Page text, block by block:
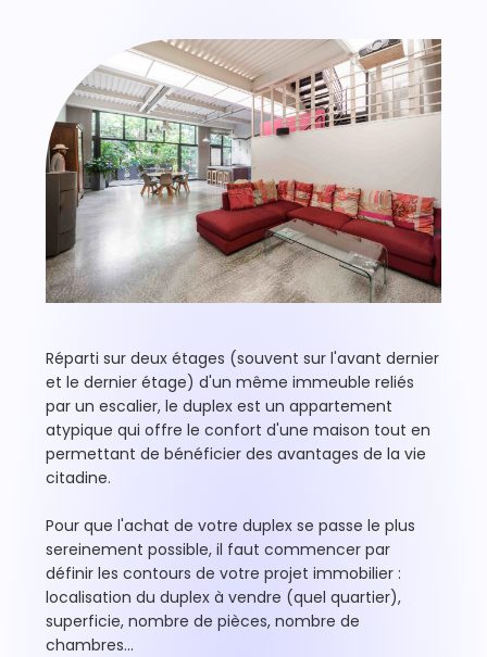
Réparti sur deux étages (souvent sur l'avant dernier
et le dernier étage) d'un même immeuble reliés
par un escalier, le duplex est un appartement
atypique qui offre le confort d'une maison tout en
permettant de bénéficier des avantages de la vie
citadine.
Pour que l'achat de votre duplex se passe le plus
sereinement possible, il faut commencer par
définir les contours de votre projet immobilier :
localisation du duplex à vendre (quel quartier),
superficie, nombre de pièces, nombre de
chambres…